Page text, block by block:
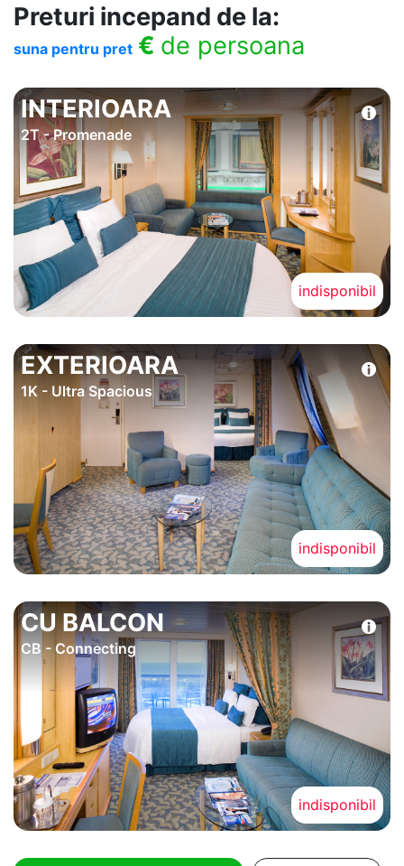
Preturi incepand de la:
suna pentru pret € de persoana
INTERIOARA
2T - Promenade
indisponibil
EXTERIOARA
1K - Ultra Spacious
indisponibil
CU BALCON
CB - Connecting
indisponibil